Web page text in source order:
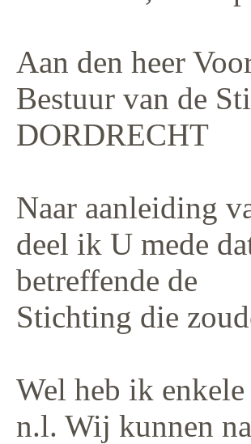
Aan den heer
Bestuur van de
DORDRECHT
Naar aanleiding
deel ik U mede
betreffende de
Stichting die
Wel heb ik
n.l. Wij kunnen